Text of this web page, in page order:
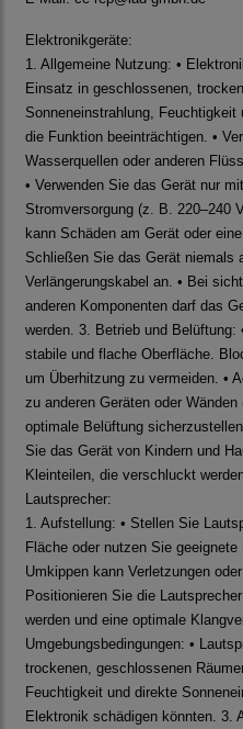
Elektronikgeräte:
1. Allgemeine Nutzung: •
Einsatz in geschlossenen,
Sonneneinstrahlung,
die Funktion beeinträchtigen. •
Wasserquellen oder anderen
• Verwenden Sie das Gerät nur
Stromversorgung (z. B. 220–240
kann Schäden am Gerät oder
Schließen Sie das Gerät niemals
Verlängerungskabel an. • Bei
anderen Komponenten darf das
werden. 3. Betrieb und
stabile und flache Oberfläche.
um Überhitzung zu vermeiden. •
zu anderen Geräten oder
optimale Belüftung
Sie das Gerät von Kindern und
Kleinteilen, die verschluckt
Lautsprecher:
1. Aufstellung: • Stellen Sie
Fläche oder nutzen Sie
Umkippen kann Verletzungen
Positionieren Sie die
werden und eine optimale
Umgebungsbedingungen: •
trockenen, geschlossenen
Feuchtigkeit und direkte
Elektronik schädigen könnten. 3.